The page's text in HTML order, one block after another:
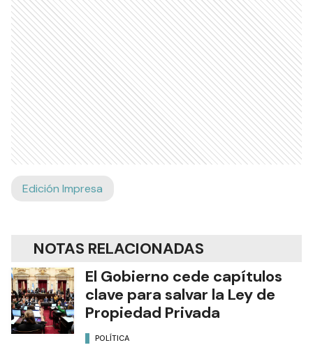
Edición Impresa
NOTAS RELACIONADAS
El Gobierno cede capítulos
clave para salvar la Ley de
Propiedad Privada
POLÍTICA